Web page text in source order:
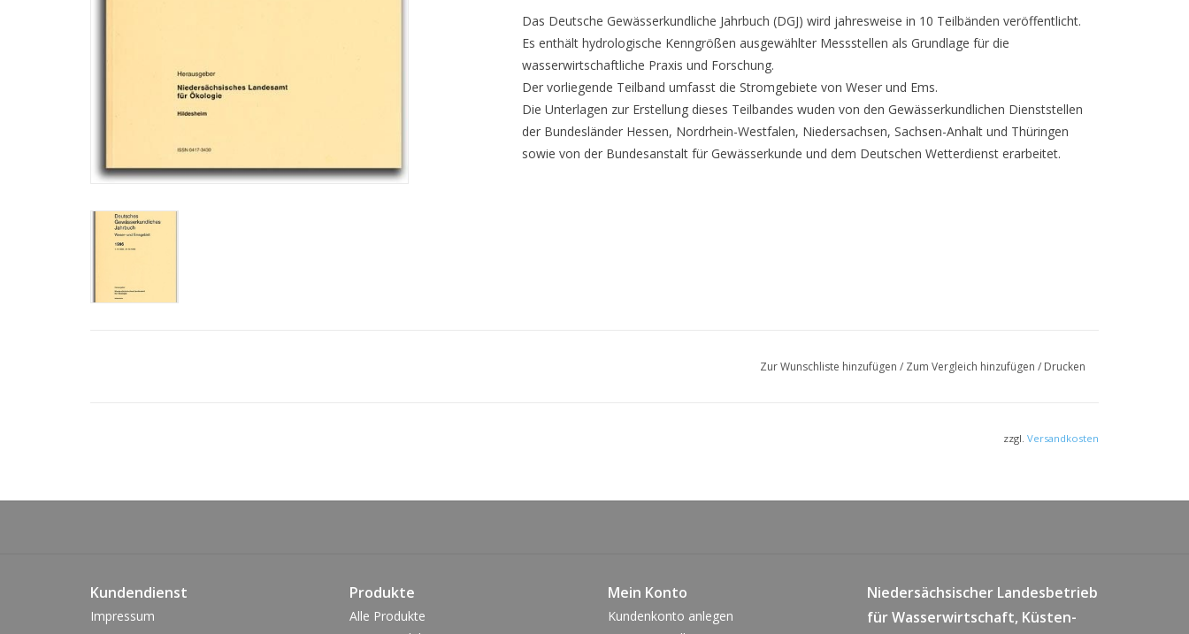
Das Deutsche Gewässerkundliche Jahrbuch (DGJ) wird jahresweise in 10 Teilbänden veröffentlicht.
Es enthält hydrologische Kenngrößen ausgewählter Messstellen als Grundlage für die
wasserwirtschaftliche Praxis und Forschung.
Der vorliegende Teilband umfasst die Stromgebiete von Weser und Ems.
Die Unterlagen zur Erstellung dieses Teilbandes wuden von den Gewässerkundlichen Dienststellen
der Bundesländer Hessen, Nordrhein-Westfalen, Niedersachsen, Sachsen-Anhalt und Thüringen
sowie von der Bundesanstalt für Gewässerkunde und dem Deutschen Wetterdienst erarbeitet.
Zur Wunschliste hinzufügen / Zum Vergleich hinzufügen / Drucken
zzgl. Versandkosten
Kundendienst
Impressum
Produkte
Alle Produkte
Mein Konto
Kundenkonto anlegen
Niedersächsischer Landesbetrieb
für Wasserwirtschaft, Küsten-